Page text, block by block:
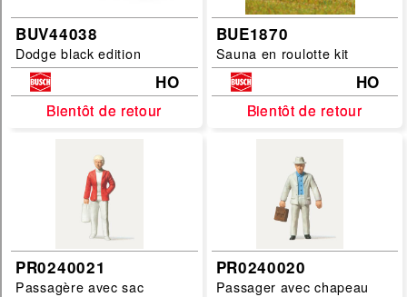
BUV44038
Dodge black edition
HO
Bientôt de retour
Bientôt de retour
BUE1870
Sauna en roulotte kit
HO
Bientôt de retour
Bientôt de retour
PR0240021
Passagère avec sac
PR0240020
Passager avec chapeau